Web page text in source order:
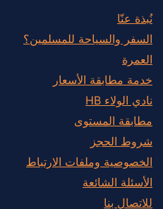
نُبذة عنّا
السفر والسياحة للمسلمين؟
العمرة
خدمة مطابقة الأسعار
نادي الولاء HB
مطابقة المستوى
شروط الحجز
الخصوصية وملفات الارتباط
الأسئلة الشائعة
للاتصال بنا